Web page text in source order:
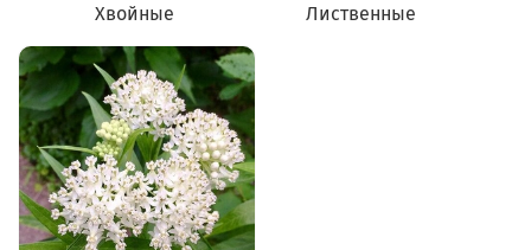
Хвойные Лиственные